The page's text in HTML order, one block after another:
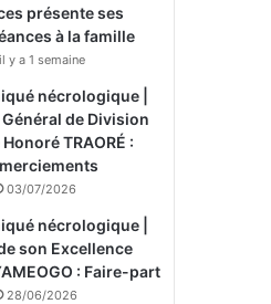
présente ses
à la famille
il y a 1 semaine
nécrologique |
de Division
TRAORÉ :
03/07/2026
nécrologique |
son Excellence
: Faire-part
28/06/2026